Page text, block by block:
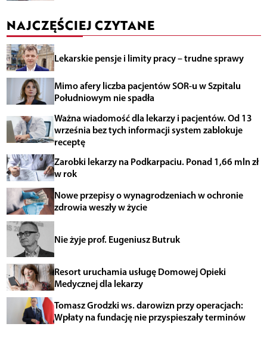
NAJCZĘŚCIEJ CZYTANE
Lekarskie pensje i limity pracy – trudne sprawy
Mimo afery liczba pacjentów SOR-u w Szpitalu
Południowym nie spadła
Ważna wiadomość dla lekarzy i pacjentów. Od 13
września bez tych informacji system zablokuje
receptę
Zarobki lekarzy na Podkarpaciu. Ponad 1,66 mln zł
w rok
Nowe przepisy o wynagrodzeniach w ochronie
zdrowia weszły w życie
Nie żyje prof. Eugeniusz Butruk
Resort uruchamia usługę Domowej Opieki
Medycznej dla lekarzy
Tomasz Grodzki ws. darowizn przy operacjach:
Wpłaty na fundację nie przyspieszały terminów